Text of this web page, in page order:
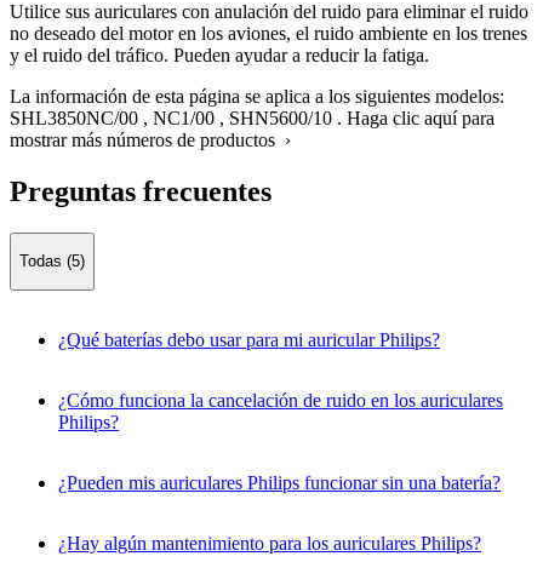
Utilice sus auriculares con anulación del ruido para eliminar el ruido
no deseado del motor en los aviones, el ruido ambiente en los trenes
y el ruido del tráfico. Pueden ayudar a reducir la fatiga.
La información de esta página se aplica a los siguientes modelos:
SHL3850NC/00 , NC1/00 , SHN5600/10 . Haga clic aquí para
mostrar más números de productos ›
Preguntas frecuentes
Todas (5)
¿Qué baterías debo usar para mi auricular Philips?
¿Cómo funciona la cancelación de ruido en los auriculares
Philips?
¿Pueden mis auriculares Philips funcionar sin una batería?
¿Hay algún mantenimiento para los auriculares Philips?